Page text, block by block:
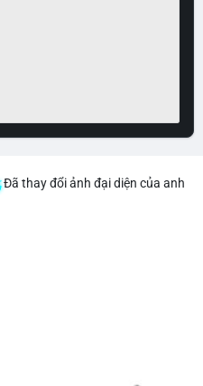
Đã thay đổi ảnh đại diện của anh